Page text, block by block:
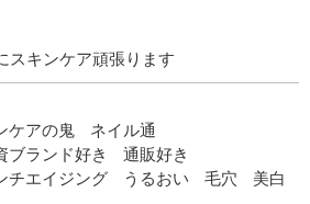
スキンケア頑張ります
ケアの鬼
ネイル通
ブランド好き
通販好き
チエイジング うるおい 毛穴 美白